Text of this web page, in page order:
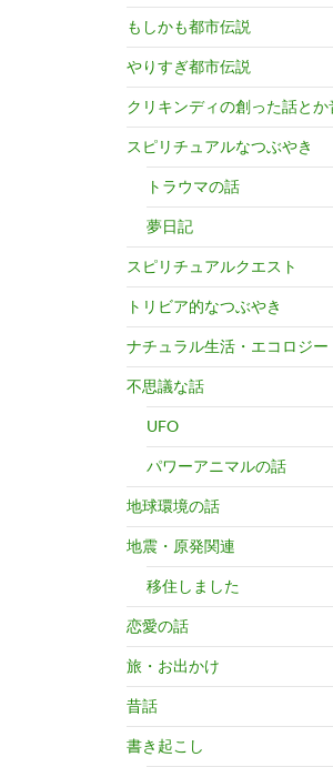
もしかも都市伝説
やりすぎ都市伝説
クリキンディの創った話と
スピリチュアルなつぶやき
トラウマの話
夢日記
スピリチュアルクエスト
トリビア的なつぶやき
ナチュラル生活・エコロジー
不思議な話
UFO
パワーアニマルの話
地球環境の話
地震・原発関連
移住しました
恋愛の話
旅・お出かけ
昔話
書き起こし